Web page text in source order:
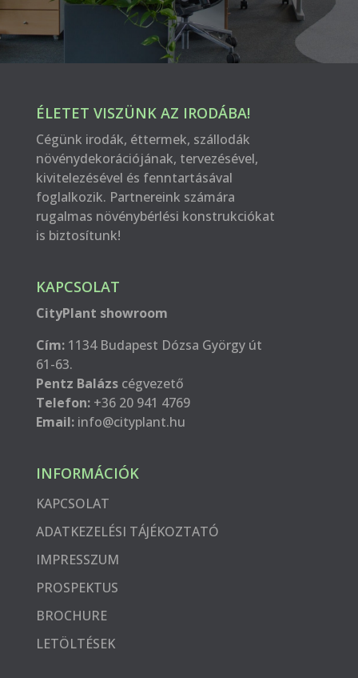
ÉLETET VISZÜNK AZ IRODÁBA!
Cégünk irodák, éttermek, szállodák
növénydekorációjának, tervezésével,
kivitelezésével és fenntartásával
foglalkozik. Partnereink számára
rugalmas növénybérlési konstrukciókat
is biztosítunk!
KAPCSOLAT
CityPlant showroom
Cím:1134 Budapest Dózsa György út
61-63.
Pentz Balázscégvezető
Telefon:+36 20 941 4769
Email:info@cityplant.hu
INFORMÁCIÓK
KAPCSOLAT
ADATKEZELÉSI TÁJÉKOZTATÓ
IMPRESSZUM
PROSPEKTUS
BROCHURE
LETÖLTÉSEK